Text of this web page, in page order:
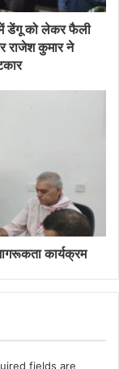
में डेंगू को लेकर फैली
राजेश कुमार ने
कार्यक्रम
fields are